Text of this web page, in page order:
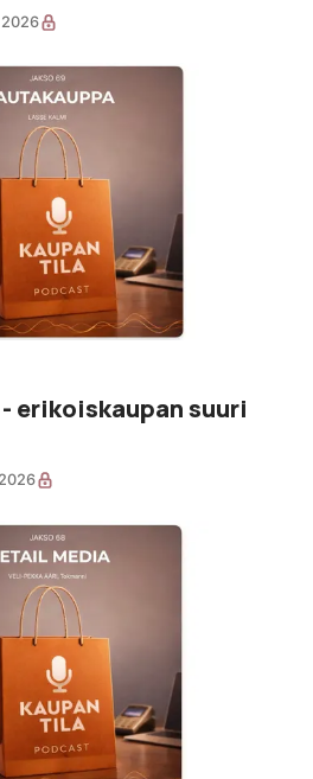
2026
erikoiskaupan suuri